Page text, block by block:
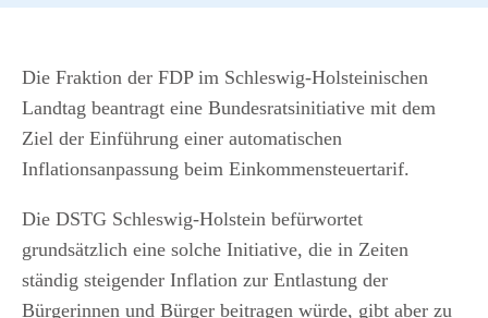
Die Fraktion der FDP im Schleswig-Holsteinischen
Landtag beantragt eine Bundesratsinitiative mit dem
Ziel der Einführung einer automatischen
Inflationsanpassung beim Einkommensteuertarif.
Die DSTG Schleswig-Holstein befürwortet
grundsätzlich eine solche Initiative, die in Zeiten
ständig steigender Inflation zur Entlastung der
Bürgerinnen und Bürger beitragen würde, gibt aber zu